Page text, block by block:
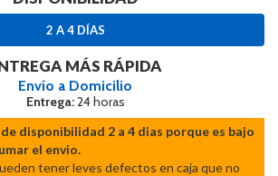
2 A 4 DÍAS
MÁS RÁPIDA
Envío a Domicilio
Entrega:24 horas
disponibilidad 2 a 4 dias porque es bajo
el envio.
tener leves defectos en caja que no